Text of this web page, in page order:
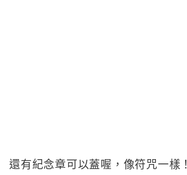
還有紀念章可以蓋喔，像符咒一樣！